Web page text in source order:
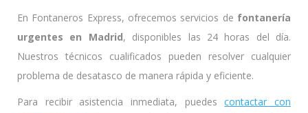
En Fontaneros Express, ofrecemos servicios de fontanería
urgentes en Madrid, disponibles las 24 horas del día.
Nuestros técnicos cualificados pueden resolver cualquier
problema de desatasco de manera rápida y eficiente.
Para recibir asistencia inmediata, puedescontactar con